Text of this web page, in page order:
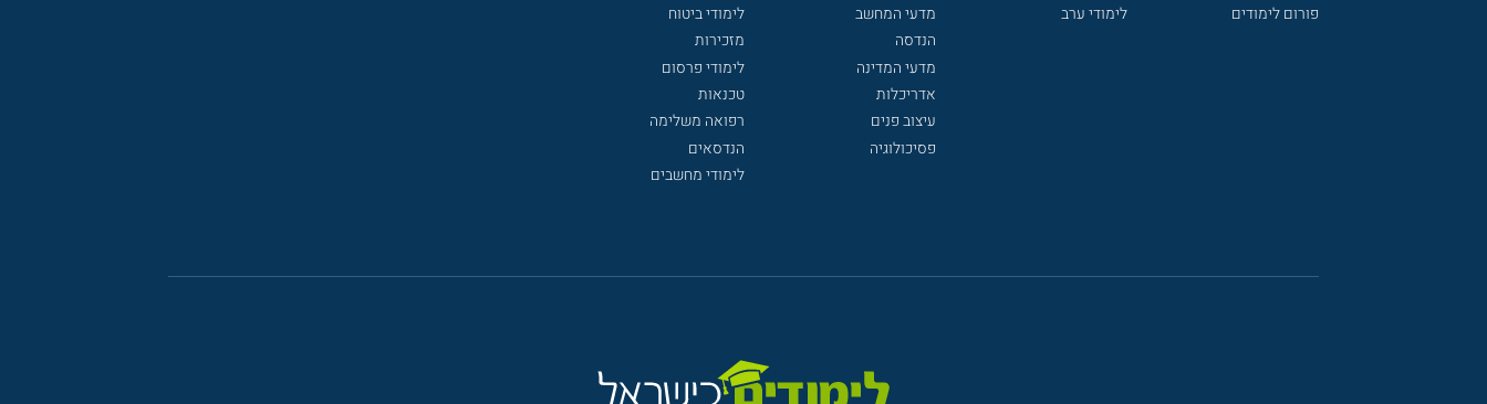
פורום לימודים
לימודי ערב
מדעי המחשב
הנדסה
מדעי המדינה
אדריכלות
עיצוב פנים
פסיכולוגיה
לימודי ביטוח
מזכירות
לימודי פרסום
טכנאות
רפואה משלימה
הנדסאים
לימודי מחשבים